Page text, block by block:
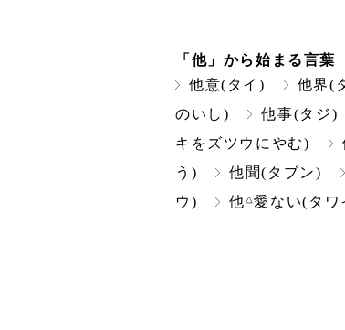
「他」から始まる言葉
他意(タイ)
他界(
のいし)
他事(タジ)
キをズツウにやむ)
う)
他聞(タブン)
ウ)
他 △愛ない(タワ